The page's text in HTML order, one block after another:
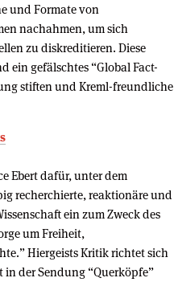
und Formate von
nachahmen, um sich
zu diskreditieren. Diese
ein gefälschtes “Global Fact-
stiften und Kreml-freundliche
Ebert dafür, unter dem
recherchierte, reaktionäre und
ein zum Zweck des
um Freiheit,
Hiergeists Kritik richtet sich
der Sendung “Querköpfe”